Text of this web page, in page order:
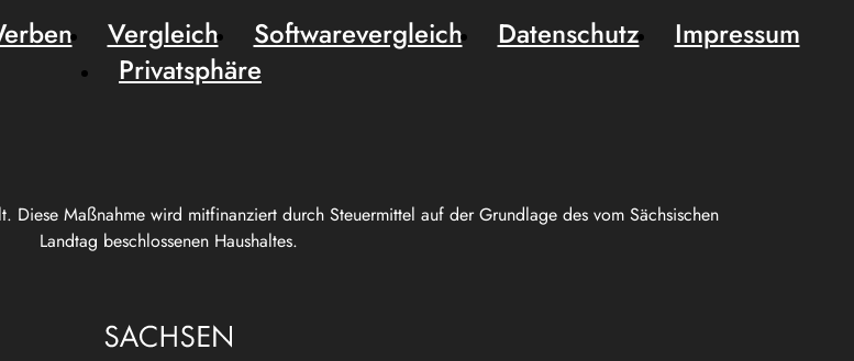
Diese Maßnahme wird mitfinanziert durch Steuermittel auf der Grundlage des vom Sächsischen
Landtag beschlossenen Haushaltes.
Vergleich Softwarevergleich Datenschutz
Impressum
Privatsphäre